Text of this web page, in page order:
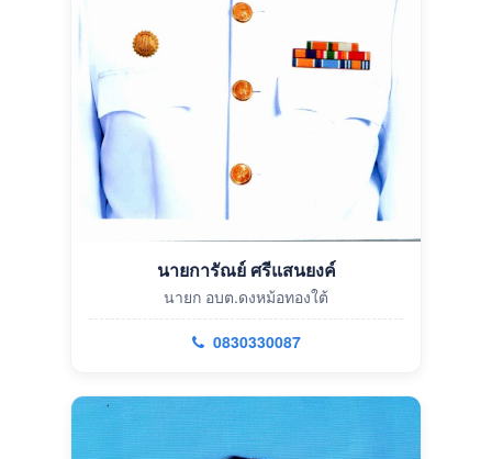
นายการัณย์ ศรีแสนยงค์
นายก อบต.ดงหม้อทองใต้
0830330087